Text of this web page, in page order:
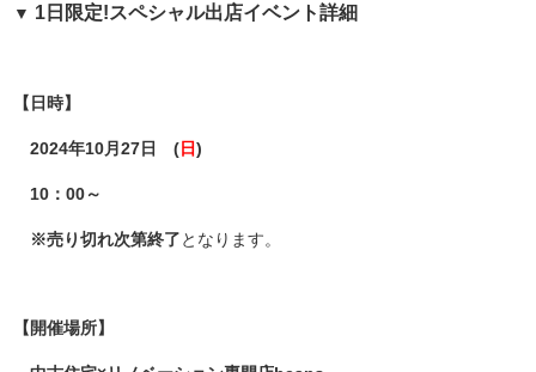
▼ 1日限定!スペシャル出店イベント詳細
【日時】
2024年10月27日 (日)
10：00～
※売り切れ次第終了となります。
【開催場所】